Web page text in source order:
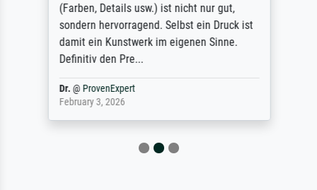
(Farben, Details usw.) ist nicht nur gut,
sondern hervorragend. Selbst ein Druck ist
damit ein Kunstwerk im eigenen Sinne.
Definitiv den Pre...
Dr.@ ProvenExpert
February 3, 2026